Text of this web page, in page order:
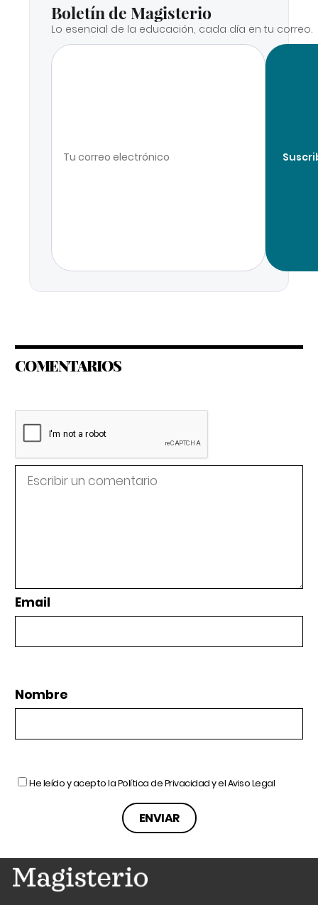
Boletín de Magisterio
Lo esencial de la educación, cada día en tu correo.
COMENTARIOS
Email
Nombre
He leído y acepto laPolítica de Privacidady elAviso Legal